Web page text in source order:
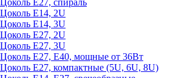
Цоколь Е27, спираль
Цоколь Е14, 2U
Цоколь Е14, 3U
Цоколь Е27, 2U
Цоколь Е27, 3U
Цоколь Е27, Е40, мощные от 36Вт
Цоколь Е27, компактные (5U, 6U, 8U)